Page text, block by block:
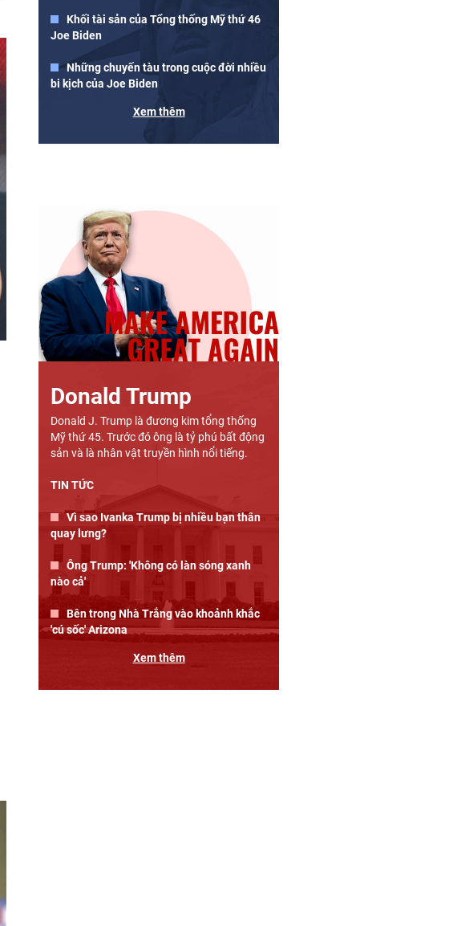
Khối tài sản của Tổng thống Mỹ thứ 46
Joe Biden
Những chuyến tàu trong cuộc đời nhiều
bi kịch của Joe Biden
Xem thêm
Donald Trump
Donald J. Trump là đương kim tổng thống
Mỹ thứ 45. Trước đó ông là tỷ phú bất động
sản và là nhân vật truyền hình nổi tiếng.
TIN TỨC
Vì sao Ivanka Trump bị nhiều bạn thân
quay lưng?
Ông Trump: 'Không có làn sóng xanh
nào cả'
Bên trong Nhà Trắng vào khoảnh khắc
'cú sốc' Arizona
Xem thêm